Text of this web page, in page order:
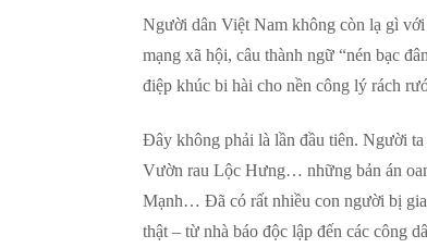
Người dân Việt Nam không còn lạ gì với
mạng xã hội, câu thành ngữ “nén bạc
điệp khúc bi hài cho nền công lý rách
Đây không phải là lần đầu tiên. Người
Vườn rau Lộc Hưng… những bản án
Mạnh… Đã có rất nhiều con người bị
thật – từ nhà báo độc lập đến các công